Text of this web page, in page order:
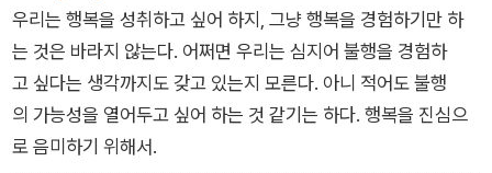
우리는 행복을 성취하고 싶어 하지, 그냥 행복을 경험하기만 하
는 것은 바라지 않는다. 어쩌면 우리는 심지어 불행을 경험하
고 싶다는 생각까지도 갖고 있는지 모른다. 아니 적어도 불행
의 가능성을 열어두고 싶어 하는 것 같기는 하다. 행복을 진심으
로 음미하기 위해서.